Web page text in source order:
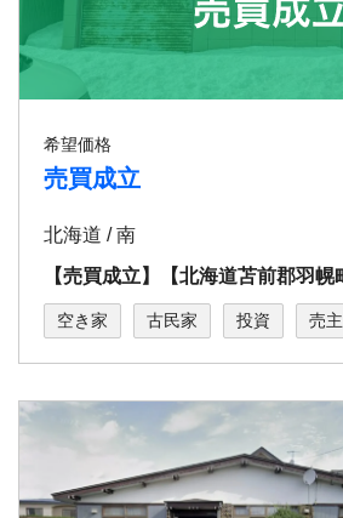
希望価格
売買成立
北海道 / 南
【売買成立】【北海道苫前郡羽幌
空き家 古民家 投資 売